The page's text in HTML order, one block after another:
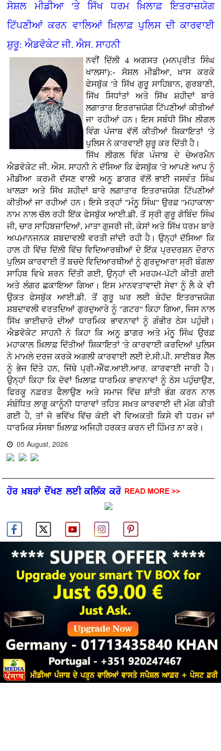
ਸੋਸ਼ਲ ਮੀਡੀਆ 'ਤੇ ਸਿੱਖ ਧਰਮ ਖ਼ਿਲਾਫ਼ ਇਤਰਾਜ਼ਯੋਗ
ਟਿੱਪਣੀਆਂ ਕਰਨ ਵਾਲਿਆਂ ਖ਼ਿਲਾਫ਼ ਪੁਲਿਸ ਦੀ ਕਾਰਵਾਈ
ਸ਼ੁਰੂ: ਐਡਵੋਕੇਟ ਜੀ. ਐਸ. ਸਾਹਨੀ
ਨਵੀਂ ਦਿੱਲੀ 4 ਅਗਸਤ (ਮਨਪ੍ਰੀਤ ਸਿੰਘ
ਖਾਲਸਾ):- ਸੋਸ਼ਲ ਮੀਡੀਆ, ਖ਼ਾਸ ਕਰਕੇ
ਫੇਸਬੁੱਕ 'ਤੇ ਸਿੱਖ ਗੁਰੂ ਸਾਹਿਬਾਨ, ਗੁਰਬਾਣੀ,
ਸਿੱਖ ਸਿਧਾਂਤਾਂ ਅਤੇ ਸਿੱਖ ਸ਼ਹੀਦਾਂ ਬਾਰੇ
ਲਗਾਤਾਰ ਇਤਰਾਜ਼ਯੋਗ ਟਿੱਪਣੀਆਂ ਕੀਤੀਆਂ
ਜਾ ਰਹੀਆਂ ਹਨ। ਇਸ ਸਬੰਧੀ ਸਿੱਖ ਲੀਗਲ
ਵਿੰਗ ਪੰਜਾਬ ਵੱਲੋਂ ਕੀਤੀਆਂ ਸ਼ਿਕਾਇਤਾਂ 'ਤੇ
ਪੁਲਿਸ ਨੇ ਕਾਰਵਾਈ ਸ਼ੁਰੂ ਕਰ ਦਿੱਤੀ ਹੈ।
ਸਿੱਖ ਲੀਗਲ ਵਿੰਗ ਪੰਜਾਬ ਦੇ ਚੇਅਰਮੈਨ
ਐਡਵੋਕੇਟ ਜੀ. ਐਸ. ਸਾਹਨੀ ਨੇ ਦੱਸਿਆ ਕਿ ਫੇਸਬੁੱਕ 'ਤੇ ਆਪਣੇ ਆਪ ਨੂੰ
ਮੀਡੀਆ ਕਰਮੀ ਦੱਸਣ ਵਾਲੀ ਅਨੂ ਡਾਗਰ ਵੱਲੋਂ ਭਾਈ ਜਸਵੰਤ ਸਿੰਘ
ਖਾਲੜਾ ਅਤੇ ਸਿੱਖ ਸ਼ਹੀਦਾਂ ਬਾਰੇ ਲਗਾਤਾਰ ਇਤਰਾਜ਼ਯੋਗ ਟਿੱਪਣੀਆਂ
ਕੀਤੀਆਂ ਜਾ ਰਹੀਆਂ ਹਨ। ਇਸੇ ਤਰ੍ਹਾਂ "ਮੰਨੂ ਸਿੰਘ" ਉਰਫ਼ "ਮਹਾਕਾਲ"
ਨਾਮ ਨਾਲ ਚੱਲ ਰਹੀ ਇੱਕ ਫੇਸਬੁੱਕ ਆਈ.ਡੀ. ਤੋਂ ਸ੍ਰੀ ਗੁਰੂ ਗੋਬਿੰਦ ਸਿੰਘ
ਜੀ, ਚਾਰ ਸਾਹਿਬਜ਼ਾਦਿਆਂ, ਮਾਤਾ ਗੁਜਰੀ ਜੀ, ਕੇਸਾਂ ਅਤੇ ਸਿੱਖ ਧਰਮ ਬਾਰੇ
ਅਪਮਾਨਜਨਕ ਸ਼ਬਦਾਵਲੀ ਵਰਤੀ ਜਾਂਦੀ ਰਹੀ ਹੈ। ਉਨ੍ਹਾਂ ਦੱਸਿਆ ਕਿ
ਹਾਲ ਹੀ ਵਿੱਚ ਦਿੱਲੀ ਵਿੱਚ ਵਿਦਿਆਰਥੀਆਂ ਦੇ ਇੱਕ ਪ੍ਰਦਰਸ਼ਨ ਦੌਰਾਨ
ਪੁਲਿਸ ਕਾਰਵਾਈ ਤੋਂ ਬਚਦੇ ਵਿਦਿਆਰਥੀਆਂ ਨੂੰ ਗੁਰਦੁਆਰਾ ਸ੍ਰੀ ਬੰਗਲਾ
ਸਾਹਿਬ ਵਿਖੇ ਸ਼ਰਨ ਦਿੱਤੀ ਗਈ, ਉਨ੍ਹਾਂ ਦੀ ਮਰਹਮ-ਪੱਟੀ ਕੀਤੀ ਗਈ
ਅਤੇ ਲੰਗਰ ਛਕਾਇਆ ਗਿਆ। ਇਸ ਮਾਨਵਤਾਵਾਦੀ ਸੇਵਾ ਨੂੰ ਲੈ ਕੇ ਵੀ
ਉਕਤ ਫੇਸਬੁੱਕ ਆਈ.ਡੀ. ਤੋਂ ਗੁਰੂ ਘਰ ਲਈ ਬੇਹੱਦ ਇਤਰਾਜ਼ਯੋਗ
ਸ਼ਬਦਾਵਲੀ ਵਰਤਦਿਆਂ ਗੁਰਦੁਆਰੇ ਨੂੰ "ਗਟਰ" ਕਿਹਾ ਗਿਆ, ਜਿਸ ਨਾਲ
ਸਿੱਖ ਭਾਈਚਾਰੇ ਦੀਆਂ ਧਾਰਮਿਕ ਭਾਵਨਾਵਾਂ ਨੂੰ ਗੰਭੀਰ ਠੇਸ ਪਹੁੰਚੀ।
ਐਡਵੋਕੇਟ ਸਾਹਨੀ ਨੇ ਕਿਹਾ ਕਿ ਅਨੂ ਡਾਗਰ ਅਤੇ ਮੰਨੂ ਸਿੰਘ ਉਰਫ਼
ਮਹਾਕਾਲ ਖ਼ਿਲਾਫ਼ ਦਿੱਤੀਆਂ ਸ਼ਿਕਾਇਤਾਂ 'ਤੇ ਕਾਰਵਾਈ ਕਰਦਿਆਂ ਪੁਲਿਸ
ਨੇ ਮਾਮਲੇ ਦਰਜ ਕਰਕੇ ਅਗਲੀ ਕਾਰਵਾਈ ਲਈ ਏ.ਸੀ.ਪੀ. ਸਾਈਬਰ ਸੈੱਲ
ਨੂੰ ਭੇਜ ਦਿੱਤੇ ਹਨ, ਜਿੱਥੇ ਪ੍ਰੀ-ਐੱਫ.ਆਈ.ਆਰ. ਕਾਰਵਾਈ ਜਾਰੀ ਹੈ।
ਉਨ੍ਹਾਂ ਕਿਹਾ ਕਿ ਦੋਵਾਂ ਖ਼ਿਲਾਫ਼ ਧਾਰਮਿਕ ਭਾਵਨਾਵਾਂ ਨੂੰ ਠੇਸ ਪਹੁੰਚਾਉਣ,
ਫਿਰਕੂ ਨਫ਼ਰਤ ਫੈਲਾਉਣ ਅਤੇ ਸਮਾਜ ਵਿੱਚ ਸ਼ਾਂਤੀ ਭੰਗ ਕਰਨ ਨਾਲ
ਸੰਬੰਧਿਤ ਲਾਗੂ ਕਾਨੂੰਨੀ ਧਾਰਾਵਾਂ ਤਹਿਤ ਸਖ਼ਤ ਕਾਰਵਾਈ ਦੀ ਮੰਗ ਕੀਤੀ
ਗਈ ਹੈ, ਤਾਂ ਜੋ ਭਵਿੱਖ ਵਿੱਚ ਕੋਈ ਵੀ ਵਿਅਕਤੀ ਕਿਸੇ ਵੀ ਧਰਮ ਜਾਂ
ਧਾਰਮਿਕ ਸੰਸਥਾ ਖ਼ਿਲਾਫ਼ ਅਜਿਹੀ ਹਰਕਤ ਕਰਨ ਦੀ ਹਿੰਮਤ ਨਾ ਕਰੇ।
05 August, 2026